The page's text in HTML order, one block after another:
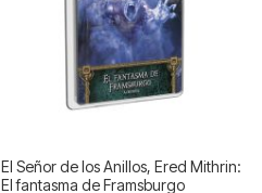
El Señor de los Anillos, Ered Mithrin:
El fantasma de Framsburgo